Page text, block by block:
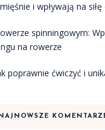
i wpływają na
spinningowym:
na rowerze
poprawnie ćwiczyć i
NAJNOWSZE